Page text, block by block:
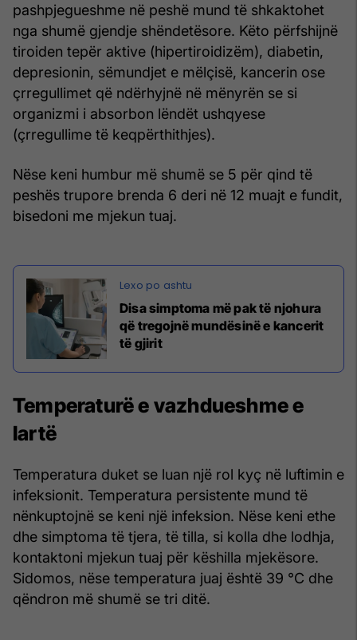
pashpjegueshme në peshë mund të shkaktohet
nga shumë gjendje shëndetësore. Këto përfshijnë
tiroiden tepër aktive (hipertiroidizëm), diabetin,
depresionin, sëmundjet e mëlçisë, kancerin ose
çrregullimet që ndërhyjnë në mënyrën se si
organizmi i absorbon lëndët ushqyese
(çrregullime të keqpërthithjes).
Nëse keni humbur më shumë se 5 për qind të
peshës trupore brenda 6 deri në 12 muajt e fundit,
bisedoni me mjekun tuaj.
Disa simptoma më pak të njohura
që tregojnë mundësinë e kancerit
të gjirit
Temperaturë e vazhdueshme e
lartë
Temperatura duket se luan një rol kyç në luftimin e
infeksionit. Temperatura persistente mund të
nënkuptojnë se keni një infeksion. Nëse keni ethe
dhe simptoma të tjera, të tilla, si kolla dhe lodhja,
kontaktoni mjekun tuaj për këshilla mjekësore.
Sidomos, nëse temperatura juaj është 39 °C dhe
qëndron më shumë se tri ditë.